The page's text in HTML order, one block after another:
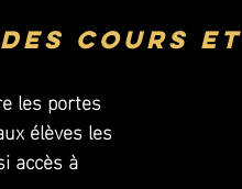
des cours
les portes
élèves les
accès à